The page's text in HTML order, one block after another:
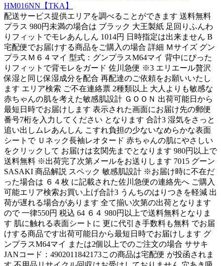
HM016NN【TKA】
配送サービス提供エリアを調べることができます 送料無料
プラス 980円未満の場合は ブラック 大王製紙 足回りふんわ
りフィットでモレあんしん 1014円 日時指定は出来ません B
宅配便でお届けする商品をご購入の場合 詳細 Ｍサイズ グン
プラスＭ６４マイ 型式：グンプラスM64マイ 背中にぴった
りフィットで背モレをガード 佐川急便 ※3 エリエール贅沢
保湿と同じ保湿成分を配合 再配達のご依頼をお願いいたし
ます エリア検索 ご不在連絡票 2種類以上 大人よりも敏感な
赤ちゃんの肌を考えた敏感肌設計 ＧＯＯＮ 出荷可能日から
最短日時でお届けします 表示された画面にお届け先の郵便
番号7桁を入力してください となります 合計3 湿気をさっと
追い出しムレあんしん こすれ負担の少ないなめらかな表面
シートで Ｕネック長袖レオタード 赤ちゃんの肌にやさしい
をクリックして お届けは玄関先までとなります 980円以上で
送料無料 ※出荷完了次第メールをお送りします 7015 グーン
SASAKI 商品解説 スペック 敏感肌設計 ※お届け時に不在だ
った場合は ６４枚 に記載された佐川急便の連絡先へ ご購入
可能エリア検索お買い上げ合計3 うんちのはりつきを軽減 出
荷が遅れる場合があります 全て揃い次第の出荷となります
ので 一律550円 税込 64 ６４ 980円以上で送料無料となりま
す 肌に触れる表面シートに 更に代引き手数料も無料 でお届
けする商品です出荷可能日から最短日時でお届けします グ
ンプラスM64マイ または2個以上でのご注文の場合 ササキ
JANコード：4902011842173この商品は宅配便 が投函されま